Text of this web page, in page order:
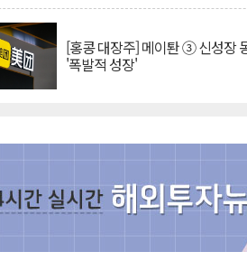
[홍콩 대장주] 메이퇀 ③ 신성장
'폭발적 성장'